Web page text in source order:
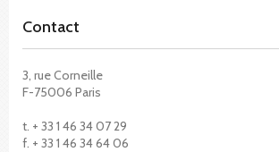
Contact
3, rue Corneille
F-75006 Paris
t. + 33 1 46 34 07 29
f. + 33 1 46 34 64 06